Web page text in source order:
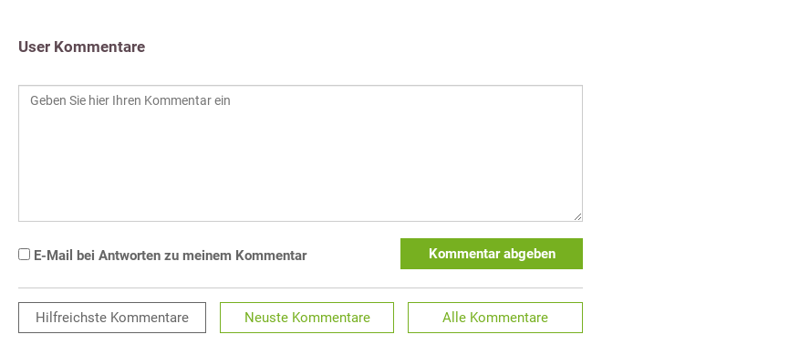
User Kommentare
E-Mail bei Antworten zu meinem Kommentar Kommentar abgeben
Hilfreichste Kommentare Neuste Kommentare Alle Kommentare